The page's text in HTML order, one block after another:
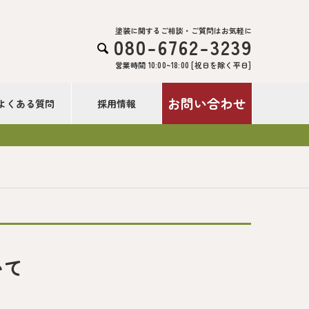

塗装に関するご相談・ご質問はお気軽に
080-6762-3239
営業時間 10:00~18:00 [祝日を除く平日]
くある質問 採用情報 お問い合わせ